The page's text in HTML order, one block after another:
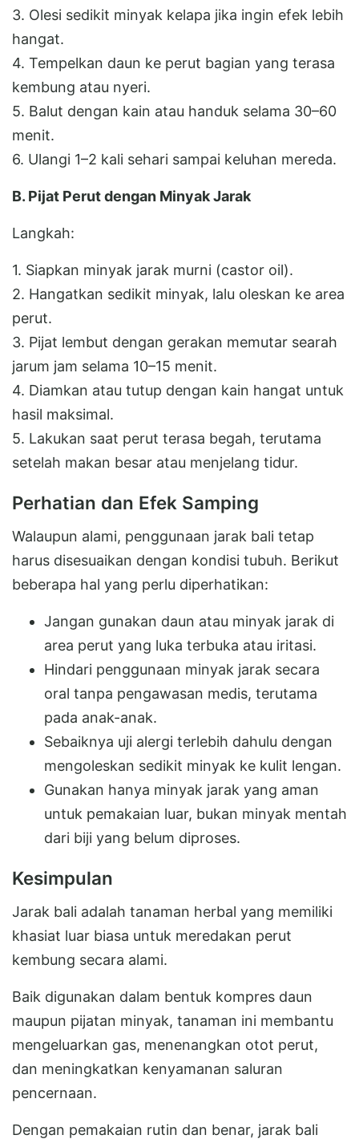
3. Olesi sedikit minyak kelapa jika ingin efek lebih
hangat.
4. Tempelkan daun ke perut bagian yang terasa
kembung atau nyeri.
5. Balut dengan kain atau handuk selama 30–60
menit.
6. Ulangi 1–2 kali sehari sampai keluhan mereda.
B. Pijat Perut dengan Minyak Jarak
Langkah:
1. Siapkan minyak jarak murni (castor oil).
2. Hangatkan sedikit minyak, lalu oleskan ke area
perut.
3. Pijat lembut dengan gerakan memutar searah
jarum jam selama 10–15 menit.
4. Diamkan atau tutup dengan kain hangat untuk
hasil maksimal.
5. Lakukan saat perut terasa begah, terutama
setelah makan besar atau menjelang tidur.
Perhatian dan Efek Samping
Walaupun alami, penggunaan jarak bali tetap
harus disesuaikan dengan kondisi tubuh. Berikut
beberapa hal yang perlu diperhatikan:
Jangan gunakan daun atau minyak jarak di
area perut yang luka terbuka atau iritasi.
Hindari penggunaan minyak jarak secara
oral tanpa pengawasan medis, terutama
pada anak-anak.
Sebaiknya uji alergi terlebih dahulu dengan
mengoleskan sedikit minyak ke kulit lengan.
Gunakan hanya minyak jarak yang aman
untuk pemakaian luar, bukan minyak mentah
dari biji yang belum diproses.
Kesimpulan
Jarak bali adalah tanaman herbal yang memiliki
khasiat luar biasa untuk meredakan perut
kembung secara alami.
Baik digunakan dalam bentuk kompres daun
maupun pijatan minyak, tanaman ini membantu
mengeluarkan gas, menenangkan otot perut,
dan meningkatkan kenyamanan saluran
pencernaan.
Dengan pemakaian rutin dan benar, jarak bali